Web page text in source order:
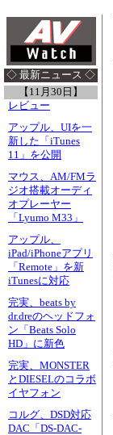
◇ 最新ニュース ◇
【11月30日】
レビュー
アップル、UIを一
新した「iTunes
11」を公開
マウス、AM/FMラ
ジオ搭載オーディ
オプレーヤー
「Lyumo M33」
アップル、
iPad/iPhoneアプリ
「Remote」を新
iTunesに対応
完実、beats by
dr.dreのヘッドフォ
ン「Beats Solo
HD」に新色
完実、MONSTER
とDIESELのコラボ
イヤフォン
コルグ、DSD対応
DAC「DS-DAC-